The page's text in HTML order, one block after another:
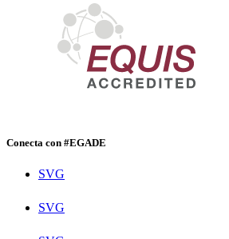
Conecta con #EGADE
SVG
SVG